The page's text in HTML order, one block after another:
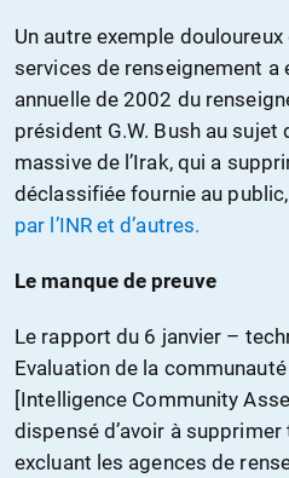
Un autre exemple
services de renseignement a
annuelle de 2002 du
président G.W. Bush au
massive de l’Irak, qui a
déclassifiée fournie au public,
par l’INR et d’autres.
Le manque de preuve
Le rapport du 6 janvier –
Evaluation de la
[Intelligence Community
dispensé d’avoir à
excluant les agences de